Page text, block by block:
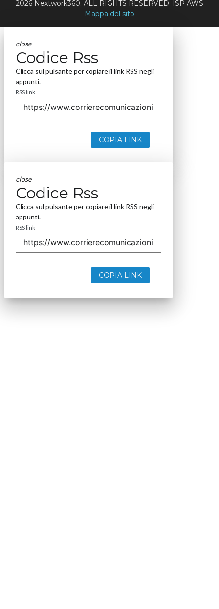
2026 Nextwork360. ALL RIGHTS RESERVED. ISP AWS
Mappa del sito
close
Codice Rss
Clicca sul pulsante per copiare il link RSS negli
appunti.
RSS link
COPIA LINK
close
Codice Rss
Clicca sul pulsante per copiare il link RSS negli
appunti.
RSS link
COPIA LINK